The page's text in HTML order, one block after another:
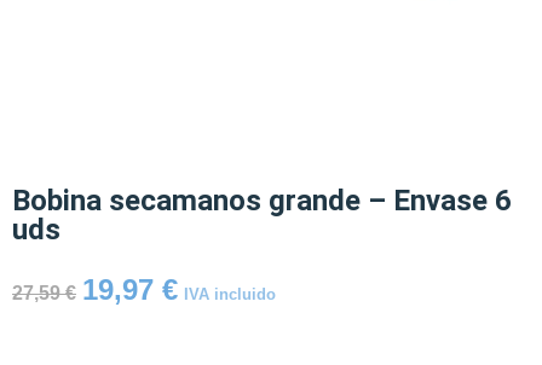
Bobina secamanos grande – Envase 6
uds
27,59€ 19,97 € IVA incluido